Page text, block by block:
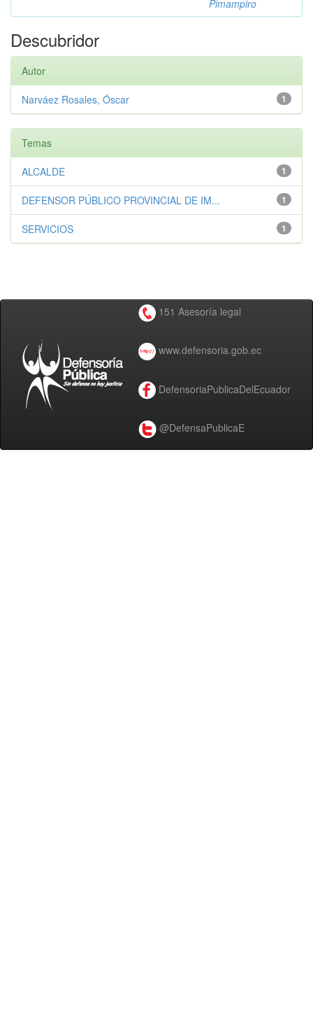
Pimampiro
Descubridor
Autor
1
Narváez Rosales, Óscar
Temas
1
ALCALDE
1
DEFENSOR PÚBLICO PROVINCIAL DE IM...
1
SERVICIOS
151 Asesoría legal
www.defensoria.gob.ec
DefensoriaPublicaDelEcuador
@DefensaPublicaE